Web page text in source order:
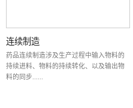
连续制造
药品连续制造涉及生产过程中输入物料的
持续进料、物料的持续转化、以及输出物
料的同步......